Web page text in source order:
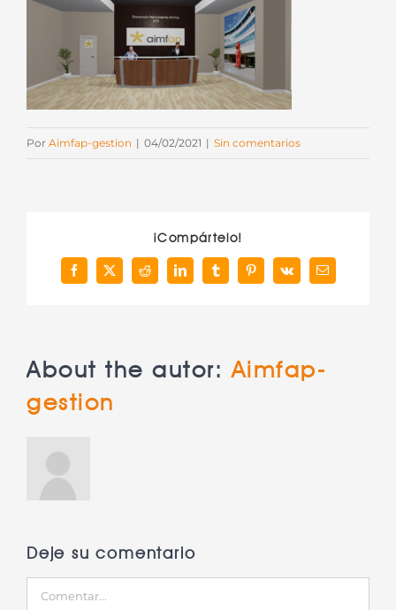
Por Aimfap-gestion | 04/02/2021 | Sin comentarios
¡Compártelo!
Facebook
X Reddit LinkedInTumblrPinterest
Vk
Correo
electrónico
About the autor:Aimfap-
gestion
Deje su comentario
Comentar